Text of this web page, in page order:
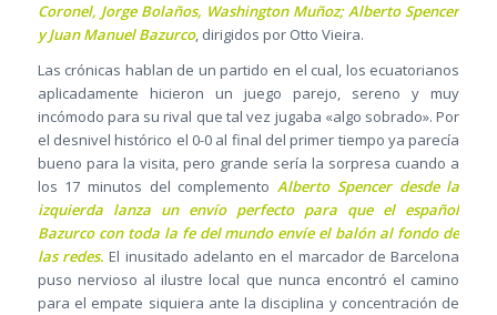
Coronel, Jorge Bolaños, Washington Muñoz; Alberto Spencer
y Juan Manuel Bazurco, dirigidos por Otto Vieira.
Las crónicas hablan de un partido en el cual, los ecuatorianos
aplicadamente hicieron un juego parejo, sereno y muy
incómodo para su rival que tal vez jugaba «algo sobrado». Por
el desnivel histórico el 0-0 al final del primer tiempo ya parecía
bueno para la visita, pero grande sería la sorpresa cuando a
los 17 minutos del complementoAlberto Spencer desde la
izquierda lanza un envío perfecto para que el español
Bazurco con toda la fe del mundo envíe el balón al fondo de
las redes. El inusitado adelanto en el marcador de Barcelona
puso nervioso al ilustre local que nunca encontró el camino
para el empate siquiera ante la disciplina y concentración de